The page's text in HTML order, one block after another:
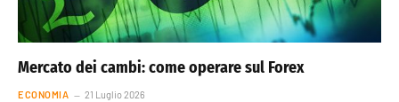
Mercato dei cambi: come operare sul Forex
ECONOMIA 21 Luglio 2026